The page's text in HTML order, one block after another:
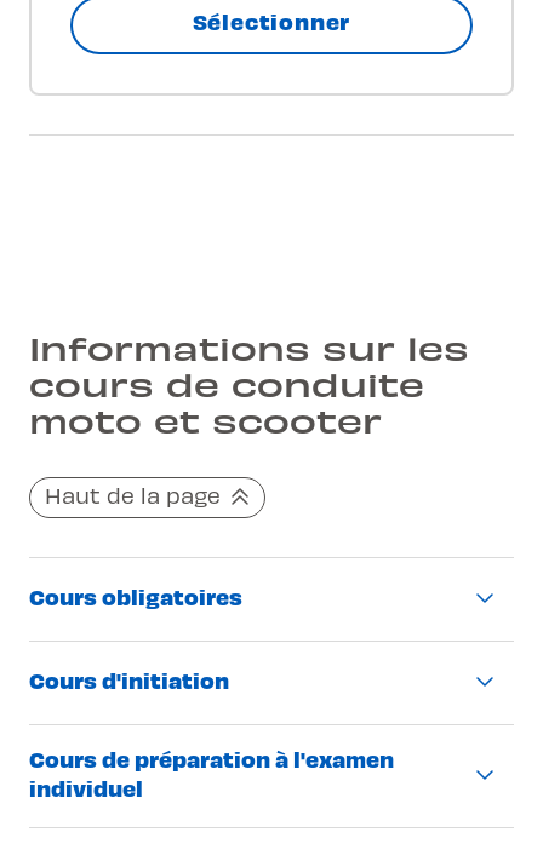
Sélectionner
Informations sur les
cours de conduite
moto et scooter
Haut de la page
Cours obligatoires
Description
Cours de 4h (cours obligatoires
en groupe
190.- par cours (Vaud) / 200.- par cours
(Neuchâtel)
Cours d'initiation
Description
Cours de préparation à l'examen
individuel